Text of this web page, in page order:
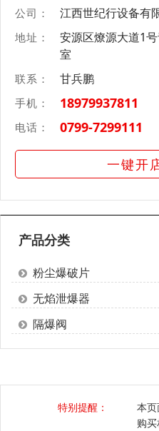
公司： 江西世纪行设备有
地址：
安源区燎源大道1
室
联系： 甘兵鹏
手机： 18979937811
电话： 0799-7299111
一键开
产品分类
粉尘爆破片
无焰泄爆器
隔爆阀
特别提醒：
本
购